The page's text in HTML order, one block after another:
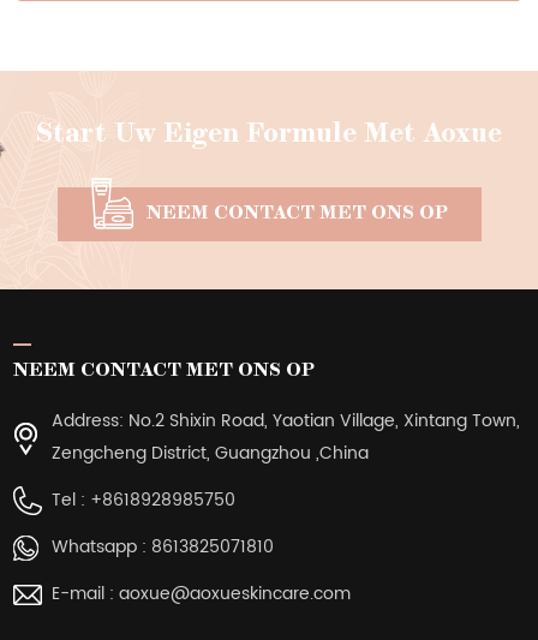
Start Uw Eigen Formule Met Aoxue
NEEM CONTACT MET ONS OP
NEEM CONTACT MET ONS OP
Address: No.2 Shixin Road, Yaotian Village, Xintang Town,
Zengcheng District, Guangzhou ,China
Tel : +8618928985750
Whatsapp : 8613825071810
E-mail : aoxue@aoxueskincare.com